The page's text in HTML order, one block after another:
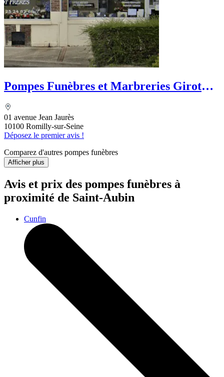
Pompes Funèbres et Marbreries Girot
01 avenue Jean Jaurès
10100 Romilly-sur-Seine
Déposez le premier avis !
Comparez d'autres pompes funèbres
Afficher plus
Avis et prix des pompes funèbres à
proximité de Saint-Aubin
Cunfin